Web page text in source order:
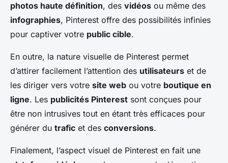
photos haute définition, des vidéos ou même des
infographies, Pinterest offre des possibilités infinies
pour captiver votre public cible.
En outre, la nature visuelle de Pinterest permet
d’attirer facilement l’attention des utilisateurs et de
les diriger vers votre site web ou votre boutique en
ligne. Les publicités Pinterest sont conçues pour
être non intrusives tout en étant très efficaces pour
générer du trafic et des conversions.
Finalement, l’aspect visuel de Pinterest en fait une